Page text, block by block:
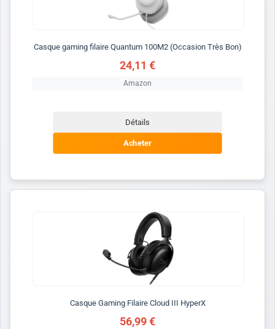
Casque gaming filaire Quantum 100M2 (Occasion Très Bon)
24,11 €
Amazon
Détails
Acheter
Casque Gaming Filaire Cloud III HyperX
56,99 €